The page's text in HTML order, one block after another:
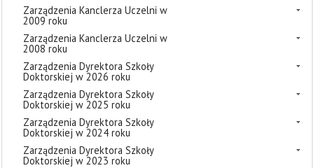
Zarządzenia Kanclerza Uczelni w
2009 roku
Zarządzenia Kanclerza Uczelni w
2008 roku
Zarządzenia Dyrektora Szkoły
Doktorskiej w 2026 roku
Zarządzenia Dyrektora Szkoły
Doktorskiej w 2025 roku
Zarządzenia Dyrektora Szkoły
Doktorskiej w 2024 roku
Zarządzenia Dyrektora Szkoły
Doktorskiej w 2023 roku